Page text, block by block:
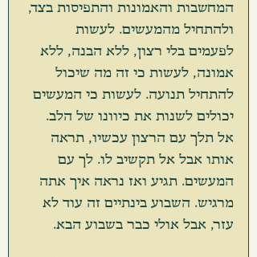
המחשבות והאמונות והתפיסות בצד,
ולהתחיל מהמעשים. לעשות
לפעמים בלי רצון, ללא הבנה, ללא
אמונה, לעשות כי זה מה שיכול
להתחיל תנועה. לעשות כי המעשים
יכולים לשנות את כיוונו של הלב.
אל תלך עם הרצון עכשיו, תראה
אותו אבל אל תקשיב לו. לך עם
המעשים. תגיע ואז נראה איך אתה
מרגיש. השבוע בינתיים זה עוד לא
עזר, אבל אולי כבר בשבוע הבא.